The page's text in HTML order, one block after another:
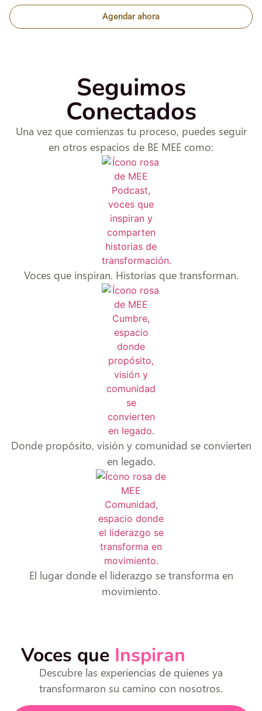
Agendar ahora
Seguimos
Conectados
Una vez que comienzas tu proceso, puedes seguir
en otros espacios de BE MEE como:
Voces que inspiran. Historias que transforman.
Donde propósito, visión y comunidad se convierten
en legado.
El lugar donde el liderazgo se transforma en
movimiento.
Voces que Inspiran
Descubre las experiencias de quienes ya
transformaron su camino con nosotros.